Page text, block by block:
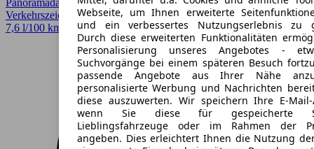
Webseite, um Ihnen erweiterte
und ein verbessertes Nutzungserlebnis zu
Durch diese erweiterten Funktionalitäten
Personalisierung unseres Angebotes -
Suchvorgänge bei einem späteren Besuch
passende Angebote aus Ihrer Nähe
personalisierte Werbung und Nachrichten
diese auszuwerten. Wir speichern Ihre E-Mail-
wenn Sie diese für gespeicherte
Lieblingsfahrzeuge oder im Rahmen der
angeben. Dies erleichtert Ihnen die Nutzung
Panoramadach, Regensensor, Schiebedach, Sitzheizung,
Verkehrszeichenerkennung
7,6 l/100 km (komb.)* · CO2-Klasse C